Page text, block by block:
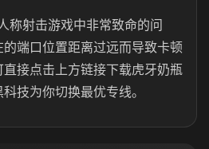
称射击游戏中非常致命的问
端口位置距离过远而导致卡顿
接点击上方链接下载虎牙奶瓶
技为你切换最优专线。